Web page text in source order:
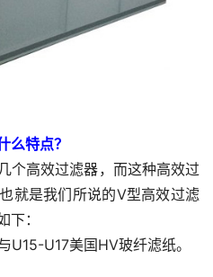
么特点？
个高效过滤器，而这种高效过
就是我们所说的V型高效过滤
：
U15-U17美国HV玻纤滤纸。